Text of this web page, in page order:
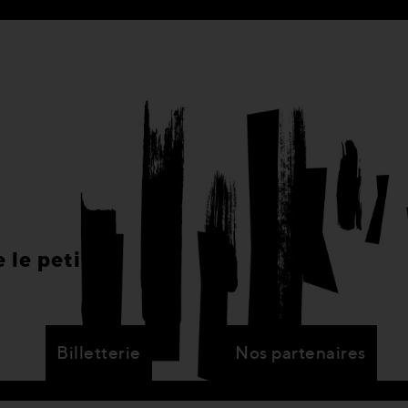
le petit
Billetterie Nos partenaires